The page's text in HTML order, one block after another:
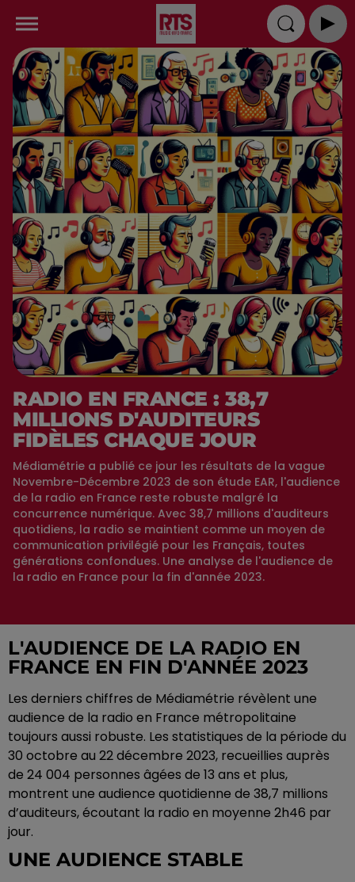
RADIO EN FRANCE : 38,7
MILLIONS D'AUDITEURS
FIDÈLES CHAQUE JOUR
Médiamétrie a publié ce jour les résultats de la vague
Novembre-Décembre 2023 de son étude EAR, l'audience
de la radio en France reste robuste malgré la
concurrence numérique. Avec 38,7 millions d'auditeurs
quotidiens, la radio se maintient comme un moyen de
communication privilégié pour les Français, toutes
générations confondues. Une analyse de l'audience de
la radio en France pour la fin d'année 2023.
L'AUDIENCE DE LA RADIO EN
FRANCE EN FIN D'ANNÉE 2023
Les derniers chiffres de Médiamétrie révèlent une
audience de la radio en France métropolitaine
toujours aussi robuste. Les statistiques de la période du
30 octobre au 22 décembre 2023, recueillies auprès
de 24 004 personnes âgées de 13 ans et plus,
montrent une audience quotidienne de 38,7 millions
d’auditeurs, écoutant la radio en moyenne 2h46 par
jour.
UNE AUDIENCE STABLE